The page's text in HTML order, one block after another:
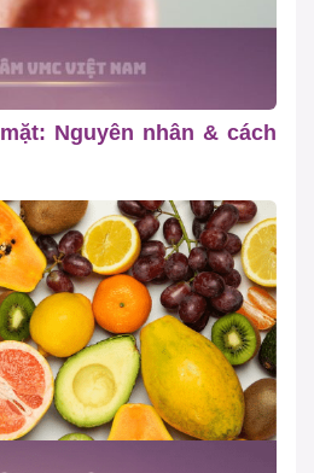
Nguyên nhân & cách